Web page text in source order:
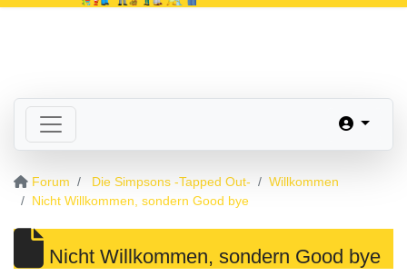
Forum Die Simpsons -Tapped Out-
Willkommen
Nicht Willkommen, sondern Good bye
Nicht Willkommen, sondern Good bye